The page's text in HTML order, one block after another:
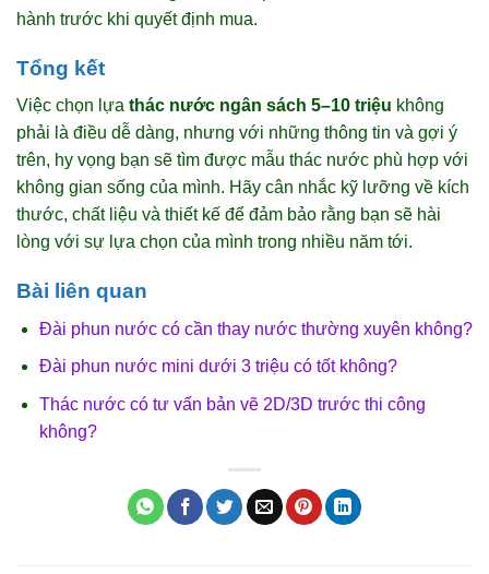
hành trước khi quyết định mua.
Tổng kết
Việc chọn lựa thác nước ngân sách 5–10 triệu không
phải là điều dễ dàng, nhưng với những thông tin và gợi ý
trên, hy vọng bạn sẽ tìm được mẫu thác nước phù hợp với
không gian sống của mình. Hãy cân nhắc kỹ lưỡng về kích
thước, chất liệu và thiết kế để đảm bảo rằng bạn sẽ hài
lòng với sự lựa chọn của mình trong nhiều năm tới.
Bài liên quan
Đài phun nước có cần thay nước thường xuyên không?
Đài phun nước mini dưới 3 triệu có tốt không?
Thác nước có tư vấn bản vẽ 2D/3D trước thi công
không?